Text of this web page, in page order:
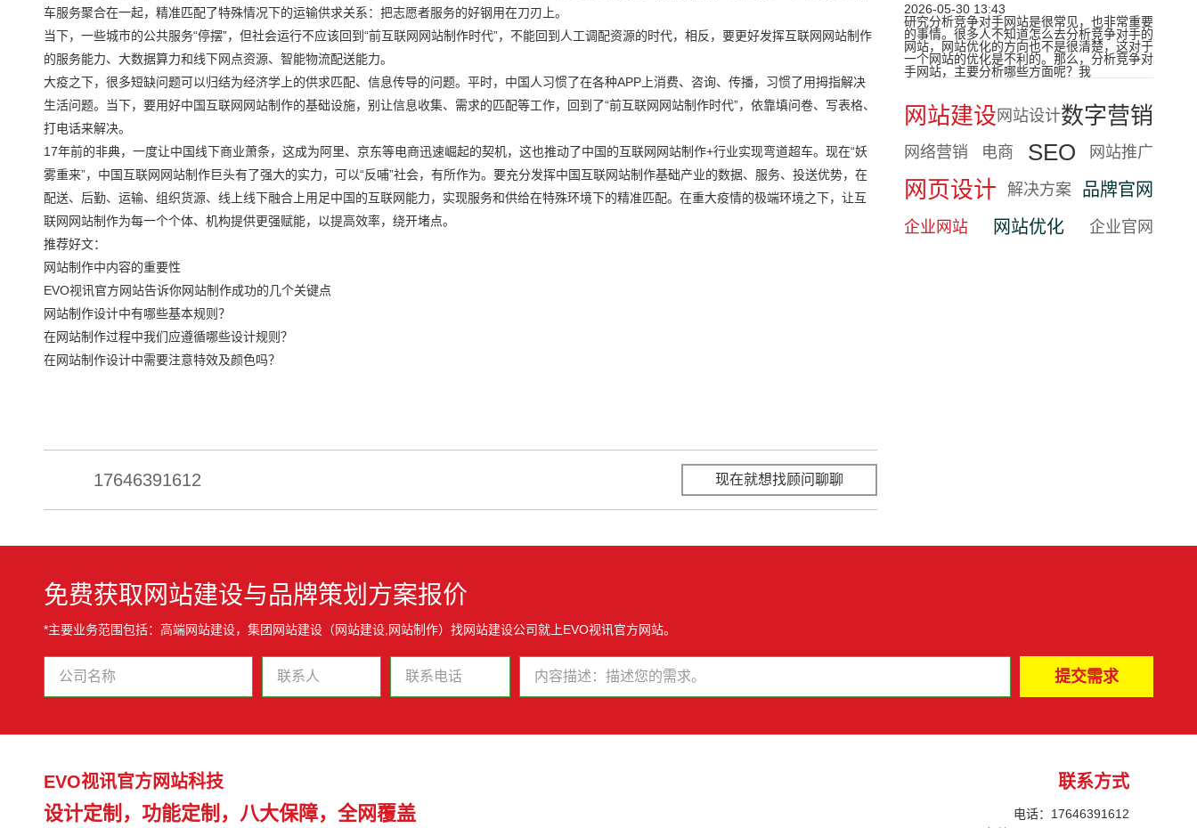
2026-05-30 13:43
研究分析竞争对手网站是很常见，也非常重要
的事情。很多人不知道怎么去分析竞争对手的
网站，网站优化的方向也不是很清楚，这对于
一个网站的优化是不利的。那么，分析竞争对
手网站，主要分析哪些方面呢？我
网站建设 网站设计数字营销
网络营销 电商 SEO 网站推广
网页设计 解决方案 品牌官网
企业网站 网站优化 企业官网
车服务聚合在一起，精准匹配了特殊情况下的运输供求关系：把志愿者服务的好钢用在刀刃上。
当下，一些城市的公共服务“停摆”，但社会运行不应该回到“前互联网网站制作时代”，不能回到人工调配资源的时代，相反，要更好发挥互联网网站制作
的服务能力、大数据算力和线下网点资源、智能物流配送能力。
大疫之下，很多短缺问题可以归结为经济学上的供求匹配、信息传导的问题。平时，中国人习惯了在各种APP上消费、咨询、传播，习惯了用拇指解决
生活问题。当下，要用好中国互联网网站制作的基础设施，别让信息收集、需求的匹配等工作，回到了“前互联网网站制作时代”，依靠填问卷、写表格、
打电话来解决。
17年前的非典，一度让中国线下商业萧条，这成为阿里、京东等电商迅速崛起的契机，这也推动了中国的互联网网站制作+行业实现弯道超车。现在“妖
雾重来”，中国互联网网站制作巨头有了强大的实力，可以“反哺”社会，有所作为。要充分发挥中国互联网站制作基础产业的数据、服务、投送优势，在
配送、后勤、运输、组织货源、线上线下融合上用足中国的互联网能力，实现服务和供给在特殊环境下的精准匹配。在重大疫情的极端环境之下，让互
联网网站制作为每一个个体、机构提供更强赋能，以提高效率，绕开堵点。
推荐好文：
网站制作中内容的重要性
EVO视讯官方网站告诉你网站制作成功的几个关键点
网站制作设计中有哪些基本规则？
在网站制作过程中我们应遵循哪些设计规则？
在网站制作设计中需要注意特效及颜色吗？
17646391612 现在就想找顾问聊聊
免费获取网站建设与品牌策划方案报价
*主要业务范围包括：高端网站建设，集团网站建设（网站建设,网站制作）找网站建设公司就上EVO视讯官方网站。
EVO视讯官方网站科技
设计定制，功能定制，八大保障，全网覆盖
联系方式
电话：17646391612